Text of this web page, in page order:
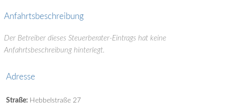
Anfahrtsbeschreibung
Der Betreiber dieses Steuerberater-Eintrags hat keine
Anfahrtsbeschreibung hinterlegt.
Adresse
Straße: Hebbelstraße 27